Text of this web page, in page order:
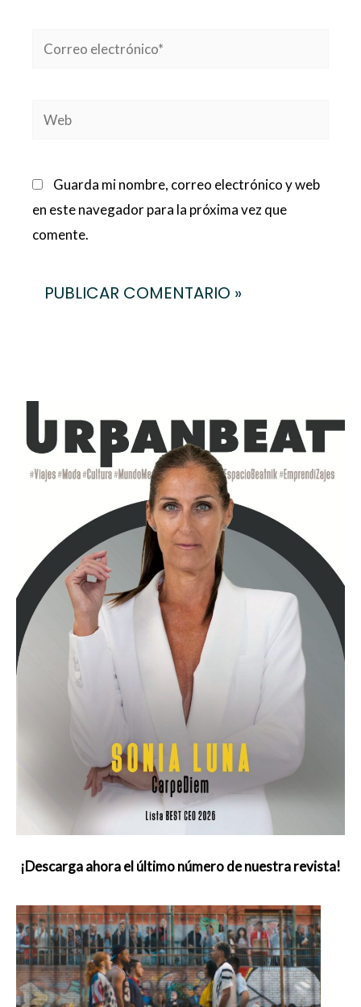
Correo
Web
Guarda mi nombre, correo electrónico y web
en este navegador para la próxima vez que
comente.
¡Descarga ahora el último número de nuestra revista!